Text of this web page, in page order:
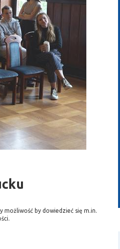
możliwość by dowiedzieć się m.in.